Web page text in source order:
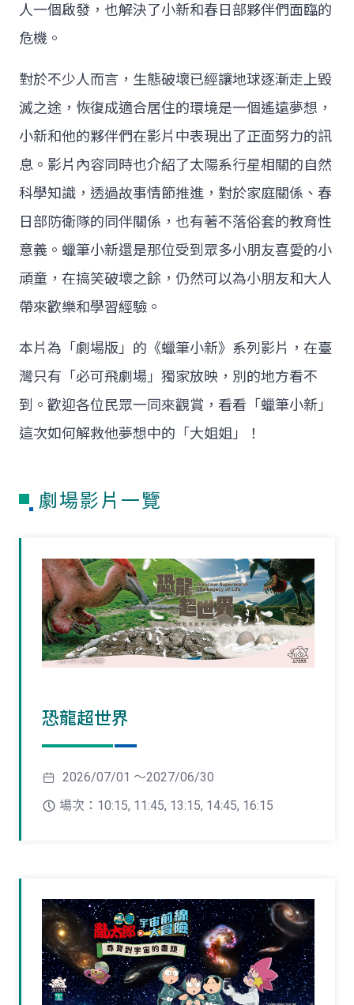
人一個啟發，也解決了小新和春日部夥伴們面臨的
危機。
對於不少人而言，生態破壞已經讓地球逐漸走上毀
滅之途，恢復成適合居住的環境是一個遙遠夢想，
小新和他的夥伴們在影片中表現出了正面努力的訊
息。影片內容同時也介紹了太陽系行星相關的自然
科學知識，透過故事情節推進，對於家庭關係、春
日部防衛隊的同伴關係，也有著不落俗套的教育性
意義。蠟筆小新還是那位受到眾多小朋友喜愛的小
頑童，在搞笑破壞之餘，仍然可以為小朋友和大人
帶來歡樂和學習經驗。
本片為「劇場版」的《蠟筆小新》系列影片，在臺
灣只有「必可飛劇場」獨家放映，別的地方看不
到。歡迎各位民眾一同來觀賞，看看「蠟筆小新」
這次如何解救他夢想中的「大姐姐」！
劇場影片一覽
恐龍超世界
2026/07/01 ～2027/06/30
場次：10:15, 11:45, 13:15, 14:45, 16:15